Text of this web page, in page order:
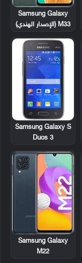
Samsung Galaxy
M33 (الإصدار الهندي)
Samsung Galaxy S
Duos 3
Samsung Galaxy
M22